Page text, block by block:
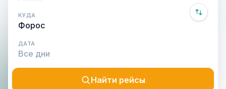
КУДА
ДАТА
Найти рейсы